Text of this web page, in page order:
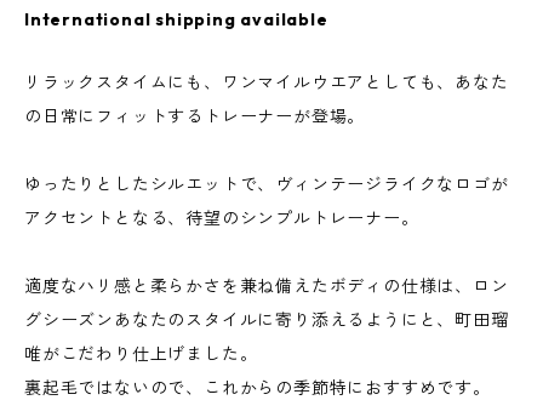
International shipping available
リラックスタイムにも、ワンマイルウエアとしても、あなた
の日常にフィットするトレーナーが登場。
ゆったりとしたシルエットで、ヴィンテージライクなロゴが
アクセントとなる、待望のシンプルトレーナー。
適度なハリ感と柔らかさを兼ね備えたボディの仕様は、ロン
グシーズンあなたのスタイルに寄り添えるようにと、町田瑠
唯がこだわり仕上げました。
裏起毛ではないので、これからの季節特におすすめです。